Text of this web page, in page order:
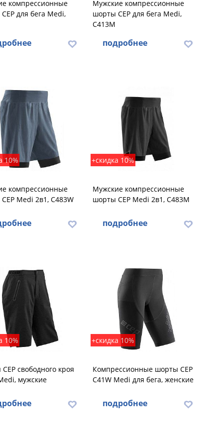
компрессионные
для бега Medi,
Мужские компрессионные
шорты CEP для бега Medi,
C413M
подробнее
10%
компрессионные
Medi 2в1, C483W
+скидка 10%
Мужские компрессионные
шорты CEP Medi 2в1, C483M
подробнее
10%
свободного кроя
мужские
+скидка 10%
Компрессионные шорты CEP
C41W Medi для бега, женские
подробнее